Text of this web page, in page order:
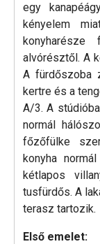
egy
kényelem
alvórésztől. A
A fürdőszoba
kertre és a
A/3. A
normál
főzőfülke
konyha
kétlapos
tusfürdős. A
terasz tartozik.
Első emelet: